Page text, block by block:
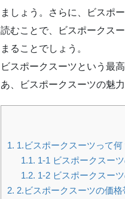
ましょう。さらに、ビスポ
読むことで、ビスポークス
まることでしょう。
ビスポークスーツという最
あ、ビスポークスーツの魅
1. 1.ビスポークスーツって
1.1. 1-1 ビスポークスー
1.2. 1-2 ビスポークスー
2. 2.ビスポークスーツの価